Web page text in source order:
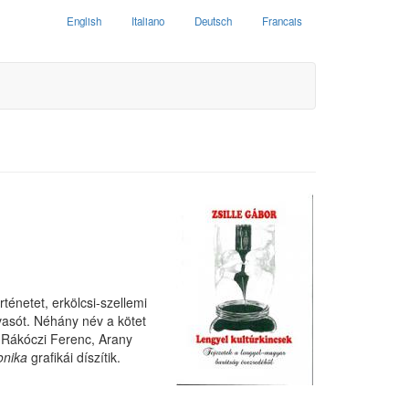
English Italiano Deutsch Francais
erkölcsi-szellemi
Néhány név a kötet
Ferenc, Arany
grafikái díszítik.